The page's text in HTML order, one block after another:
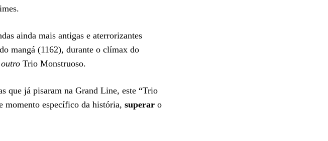
ainda mais antigas e aterrorizantes
mangá (1162), durante o clímax do
outro Trio Monstruoso.
que já pisaram na Grand Line, este “Trio
momento específico da história, superar o